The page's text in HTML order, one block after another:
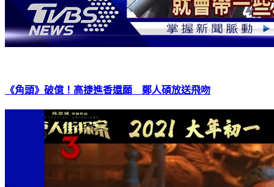
《角頭》破億！高捷進香還願 鄭人碩放送飛吻